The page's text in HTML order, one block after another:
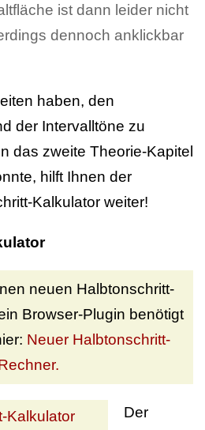
ist dann leider nicht
dennoch anklickbar
haben, den
der Intervalltöne zu
das zweite Theorie-Kapitel
hilft Ihnen der
Kalkulator weiter!
neuen Halbtonschritt-
Browser-Plugin benötigt
Neuer Halbtonschritt-
Der